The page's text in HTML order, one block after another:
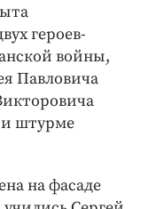
героев-
войны,
Павловича
штурме
на фасаде